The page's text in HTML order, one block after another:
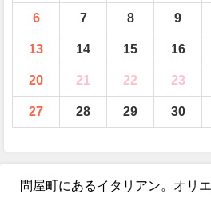
6 7 8 9
13 14 15 16
20 21 22 23
27 28 29 30
問屋町にあるイタリアン。オリ